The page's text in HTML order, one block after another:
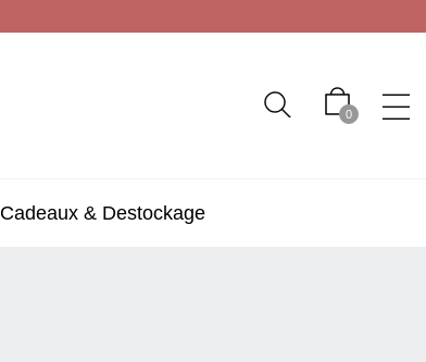
0
Cadeaux & Destockage